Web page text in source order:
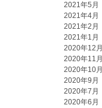
2021年5月
2021年4月
2021年2月
2021年1月
2020年12月
2020年11月
2020年10月
2020年9月
2020年7月
2020年6月